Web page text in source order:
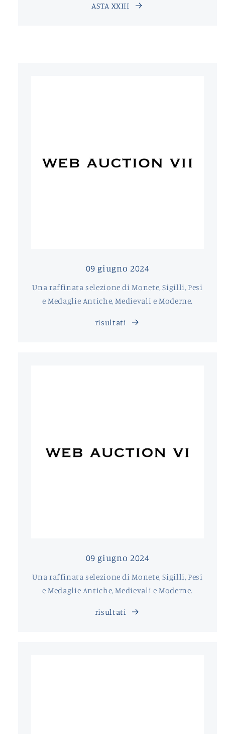
ASTA XXIII
09 giugno 2024
Una raffinata selezione di Monete, Sigilli, Pesi
e Medaglie Antiche, Medievali e Moderne.
risultati
09 giugno 2024
Una raffinata selezione di Monete, Sigilli, Pesi
e Medaglie Antiche, Medievali e Moderne.
risultati